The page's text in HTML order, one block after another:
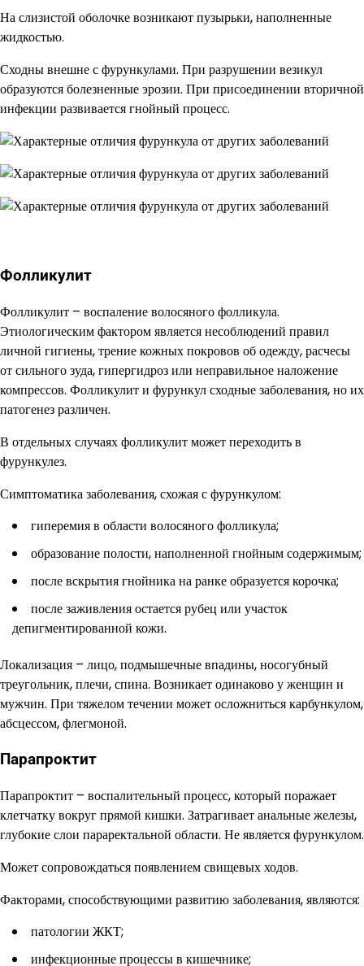
На слизистой оболочке возникают пузырьки, наполненные
жидкостью.
Сходны внешне с фурункулами. При разрушении везикул
образуются болезненные эрозии. При присоединении вторичной
инфекции развивается гнойный процесс.
Фолликулит
Фолликулит – воспаление волосяного фолликула.
Этиологическим фактором является несоблюдений правил
личной гигиены, трение кожных покровов об одежду, расчесы
от сильного зуда, гипергидроз или неправильное наложение
компрессов. Фолликулит и фурункул сходные заболевания, но их
патогенез различен.
В отдельных случаях фолликулит может переходить в
фурункулез.
Симптоматика заболевания, схожая с фурункулом:
гиперемия в области волосяного фолликула;
образование полости, наполненной гнойным содержимым;
после вскрытия гнойника на ранке образуется корочка;
после заживления остается рубец или участок
депигментированной кожи.
Локализация – лицо, подмышечные впадины, носогубный
треугольник, плечи, спина. Возникает одинаково у женщин и
мужчин. При тяжелом течении может осложниться карбункулом,
абсцессом, флегмоной.
Парапроктит
Парапроктит – воспалительный процесс, который поражает
клетчатку вокруг прямой кишки. Затрагивает анальные железы,
глубокие слои параректальной области. Не является фурункулом.
Может сопровождаться появлением свищевых ходов.
Факторами, способствующими развитию заболевания, являются:
патологии ЖКТ;
инфекционные процессы в кишечнике;